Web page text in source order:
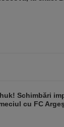
Schimbări
cu FC